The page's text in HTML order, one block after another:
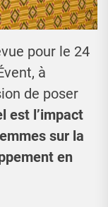
pour le 24
à
de poser
est l’impact
sur la
en